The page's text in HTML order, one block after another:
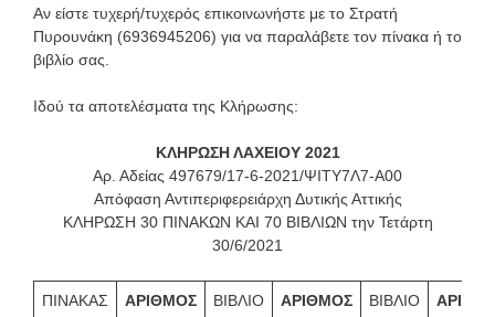
Αν είστε τυχερή/τυχερός επικοινωνήστε με το Στρατή
Πυρουνάκη (6936945206) για να παραλάβετε τον πίνακα ή το
βιβλίο σας.
Ιδού τα αποτελέσματα της Κλήρωσης:
ΚΛΗΡΩΣΗ ΛΑΧΕΙΟΥ 2021
Αρ. Αδείας 497679/17-6-2021/ΨΙΤΥ7Λ7-Α00
Απόφαση Αντιπεριφερειάρχη Δυτικής Αττικής
ΚΛΗΡΩΣΗ 30 ΠΙΝΑΚΩΝ ΚΑΙ 70 ΒΙΒΛΙΩΝ την Τετάρτη
30/6/2021
ΠΙΝΑΚΑΣ ΑΡΙΘΜΟΣ ΒΙΒΛΙΟ ΑΡΙΘΜΟΣ ΒΙΒΛΙΟ